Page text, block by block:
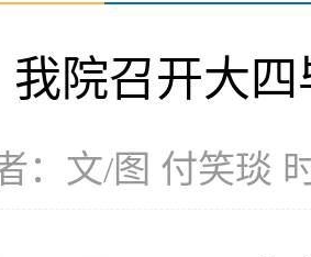
我院召开大
：文/图 付笑琰